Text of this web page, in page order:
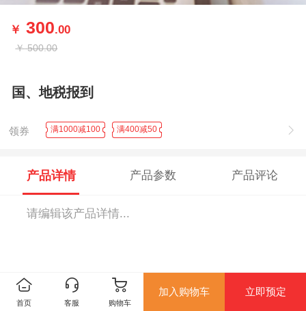
￥ 300.00
￥ 500.00
国、地税报到
领券 满1000减100 满400减50
产品详情 产品参数 产品评论
请编辑该产品详情...
首页 客服 购物车
加入购物车 立即预定